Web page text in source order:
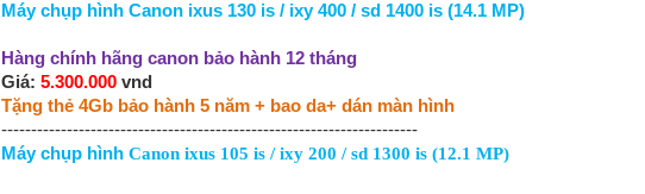
Máy chụp hình Canon ixus 130 is / ixy 400 / sd 1400 is (14.1 MP)
Hàng chính hãng canon bảo hành 12 tháng
Giá: 5.300.000 vnd
Tặng thẻ 4Gb bảo hành 5 năm + bao da+ dán màn hình
----------------------------------------------------------------------
Máy chụp hình Canon ixus 105 is / ixy 200 / sd 1300 is (12.1 MP)